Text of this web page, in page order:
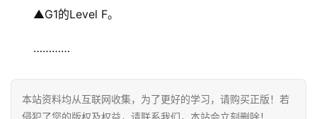
登录 注册
▲G1的Level F。
…………
本站资料均从互联网收集，为了更好的学习，请购买正版！若
侵犯了您的版权及权益，请联系我们，本站会立刻删除！